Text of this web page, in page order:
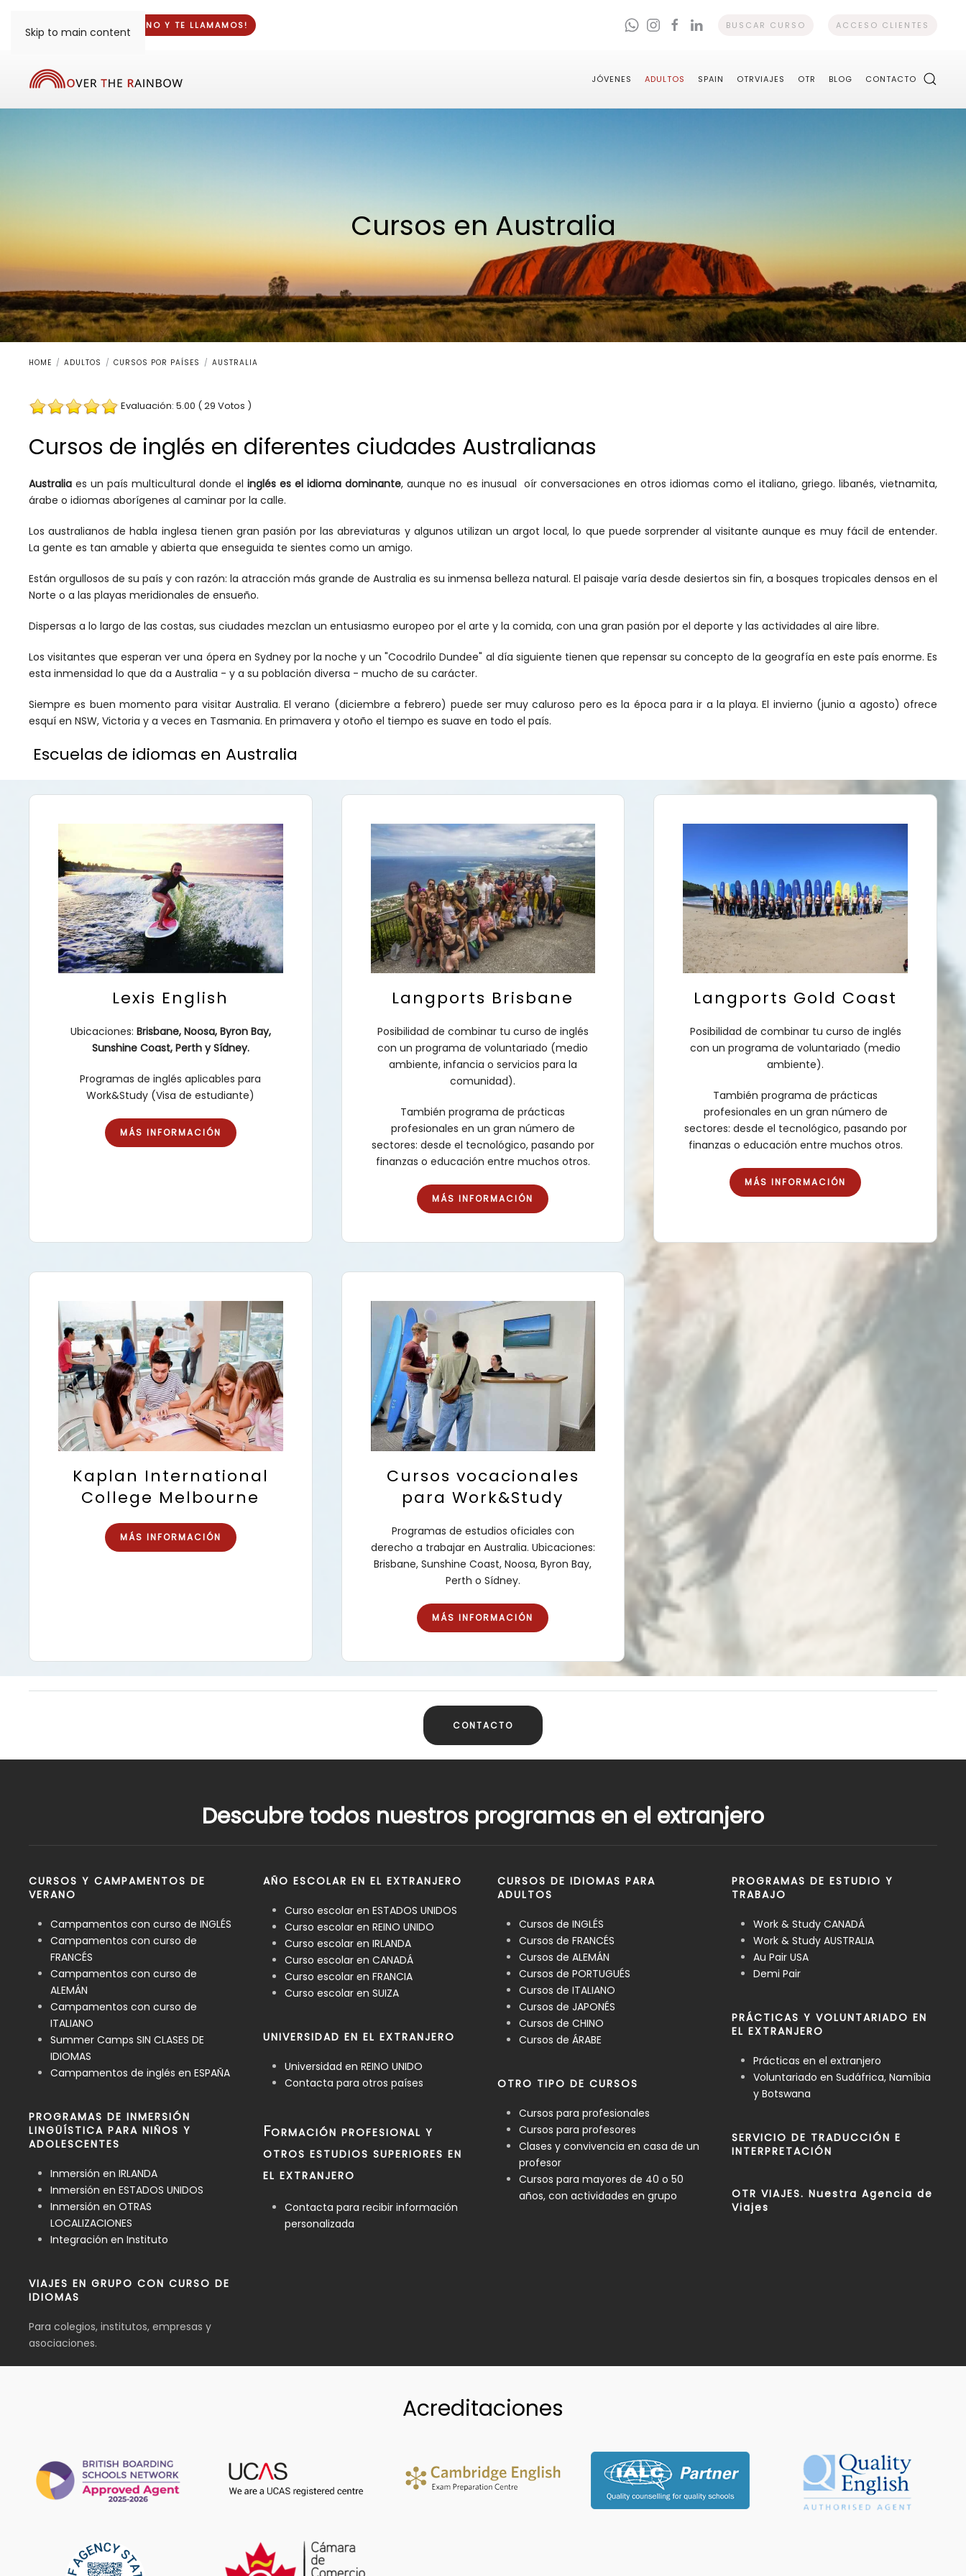
Skip to main content
¡DINOS TU TELÉFONO Y TE LLAMAMOS! BUSCAR CURSO ACCESO CLIENTES
JÓVENES ADULTOS SPAIN OTRVIAJES OTR BLOG CONTACTO
Cursos en Australia
HOME ADULTOS CURSOS POR PAÍSES AUSTRALIA
Evaluación: 5.00 ( 29 Votos )
Cursos de inglés en diferentes ciudades Australianas
Australia es un país multicultural donde elinglés es el idioma dominante, aunque no es inusual oír conversaciones en otros idiomas como el italiano, griego. libanés, vietnamita,
árabe o idiomas aborígenes al caminar por la calle.
Los australianos de habla inglesa tienen gran pasión por las abreviaturas y algunos utilizan un argot local, lo que puede sorprender al visitante aunque es muy fácil de entender.
La gente es tan amable y abierta que enseguida te sientes como un amigo.
Están orgullosos de su país y con razón: la atracción más grande de Australia es su inmensa belleza natural. El paisaje varía desde desiertos sin fin, a bosques tropicales densos en el
Norte o a las playas meridionales de ensueño.
Dispersas a lo largo de las costas, sus ciudades mezclan un entusiasmo europeo por el arte y la comida, con una gran pasión por el deporte y las actividades al aire libre.
Los visitantes que esperan ver una ópera en Sydney por la noche y un "Cocodrilo Dundee" al día siguiente tienen que repensar su concepto de la geografía en este país enorme. Es
esta inmensidad lo que da a Australia - y a su población diversa - mucho de su carácter.
Siempre es buen momento para visitar Australia. El verano (diciembre a febrero) puede ser muy caluroso pero es la época para ir a la playa. El invierno (junio a agosto) ofrece
esquí en NSW, Victoria y a veces en Tasmania. En primavera y otoño el tiempo es suave en todo el país.
Escuelas de idiomas en Australia
Lexis English
Ubicaciones: Brisbane, Noosa, Byron Bay,
Sunshine Coast, Perth y Sídney.
Programas de inglés aplicables para
Work&Study (Visa de estudiante)
MÁS INFORMACIÓN
Langports Brisbane
Posibilidad de combinar tu curso de inglés
con un programa de voluntariado (medio
ambiente, infancia o servicios para la
comunidad).
También programa de prácticas
profesionales en un gran número de
sectores: desde el tecnológico, pasando por
finanzas o educación entre muchos otros.
MÁS INFORMACIÓN
Langports Gold Coast
Posibilidad de combinar tu curso de inglés
con un programa de voluntariado (medio
ambiente).
También programa de prácticas
profesionales en un gran número de
sectores: desde el tecnológico, pasando por
finanzas o educación entre muchos otros.
MÁS INFORMACIÓN
Kaplan International
College Melbourne
MÁS INFORMACIÓN
Cursos vocacionales
para Work&Study
Programas de estudios oficiales con
derecho a trabajar en Australia. Ubicaciones:
Brisbane, Sunshine Coast, Noosa, Byron Bay,
Perth o Sídney.
MÁS INFORMACIÓN
CONTACTO
Descubre todos nuestros programas en el extranjero
CURSOS Y CAMPAMENTOS DE
VERANO
Campamentos con curso de INGLÉS
Campamentos con curso de
FRANCÉS
Campamentos con curso de
ALEMÁN
Campamentos con curso de
ITALIANO
Summer Camps SIN CLASES DE
IDIOMAS
Campamentos de inglés en ESPAÑA
PROGRAMAS DE INMERSIÓN
LINGÜÍSTICA PARA NIÑOS Y
ADOLESCENTES
Inmersión en IRLANDA
Inmersión en ESTADOS UNIDOS
Inmersión en OTRAS
LOCALIZACIONES
Integración en Instituto
VIAJES EN GRUPO CON CURSO DE
IDIOMAS
Para colegios, institutos, empresas y
asociaciones.
AÑO ESCOLAR EN EL EXTRANJERO
Curso escolar en ESTADOS UNIDOS
Curso escolar en REINO UNIDO
Curso escolar en IRLANDA
Curso escolar en CANADÁ
Curso escolar en FRANCIA
Curso escolar en SUIZA
UNIVERSIDAD EN EL EXTRANJERO
Universidad en REINO UNIDO
Contacta para otros países
FORMACIÓN PROFESIONAL Y
OTROS ESTUDIOS SUPERIORES EN
EL EXTRANJERO
Contacta para recibir información
personalizada
CURSOS DE IDIOMAS PARA
ADULTOS
Cursos de INGLÉS
Cursos de FRANCÉS
Cursos de ALEMÁN
Cursos de PORTUGUÉS
Cursos de ITALIANO
Cursos de JAPONÉS
Cursos de CHINO
Cursos de ÁRABE
OTRO TIPO DE CURSOS
Cursos para profesionales
Cursos para profesores
Clases y convivencia en casa de un
profesor
Cursos para mayores de 40 o 50
años, con actividades en grupo
PROGRAMAS DE ESTUDIO Y
TRABAJO
Work & Study CANADÁ
Work & Study AUSTRALIA
Au Pair USA
Demi Pair
PRÁCTICAS Y VOLUNTARIADO EN
EL EXTRANJERO
Prácticas en el extranjero
Voluntariado en Sudáfrica, Namíbia
y Botswana
SERVICIO DE TRADUCCIÓN E
INTERPRETACIÓN
OTR VIAJES. Nuestra Agencia de
Viajes
Acreditaciones